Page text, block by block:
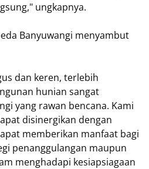
ungkapnya.
Banyuwangi menyambut
dan keren, terlebih
hunian sangat
yang rawan bencana. Kami
disinergikan dengan
memberikan manfaat bagi
penanggulangan maupun
menghadapi kesiapsiagaan